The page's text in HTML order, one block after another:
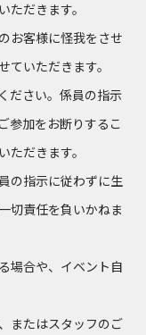
だきます。
お客様に怪我をさせ
いただきます。
ださい。係員の指示
参加をお断りするこ
ただきます。
の指示に従わずに生
切責任を負いかねま
場合や、イベント自
またはスタッフのご